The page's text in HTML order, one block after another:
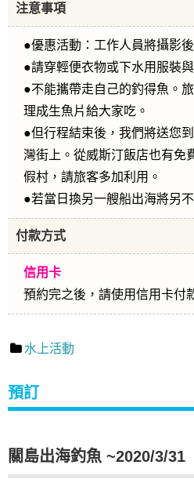
注意事項
●優惠活動：工作人員將攝影
●請穿輕便衣物或下水用服裝
●不能攜帶走自己的釣得魚。
理成生魚片給大家吃。
●但行程結束後，我們將送您
灣街上。從威斯汀飯店也有免
假村，請旅客多加利用。
●若當日換另一艘船出海將另
付款方式
信用卡
預約完之後，請使用信用卡付
水上活動
預訂
關島出海釣魚 ~2020/3/31